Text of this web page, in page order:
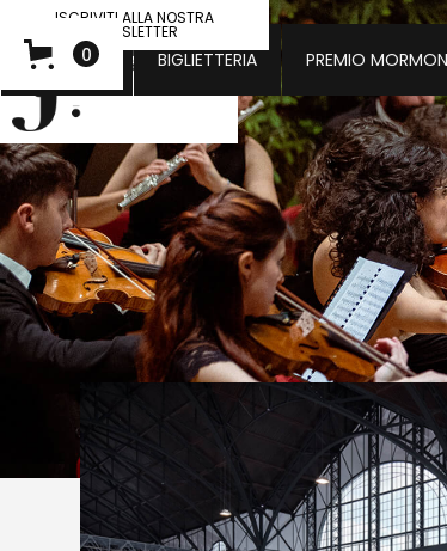
CONCERTI BIGLIETTERIA PREMIO
0
ISCRIVITI ALLA NOSTRA
NEWSLETTER